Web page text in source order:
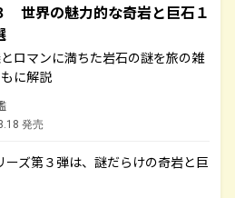
世界の魅力的な奇岩と巨石１
ロマンに満ちた岩石の謎を旅の雑
に解説
発売
ーズ第３弾は、謎だらけの奇岩と巨